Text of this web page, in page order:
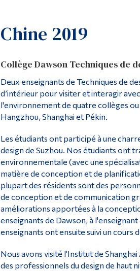
Chine 2019
Collège Dawson Techniques de
Deux enseignants de Techniques de
d’intérieur pour visiter et interagir
l'environnement de quatre collèges
Hangzhou, Shanghai et Pékin.
Les étudiants ont participé à une
design de Suzhou. Nos étudiants ont
environnementale (avec une
matière de conception et de
plupart des résidents sont des
de conception et de communication
améliorations apportées à la
enseignants de Dawson, à
enseignants ont ensuite suivi un cours
Nous avons visité l'Institut de
des professionnels du design de haut